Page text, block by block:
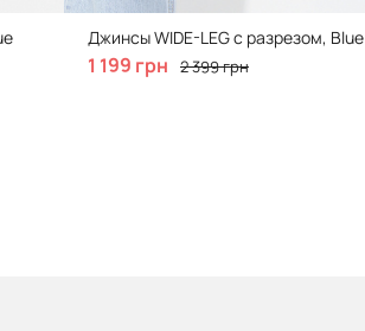
Джинсы WIDE-LEG с разрезом, Blue
1 199 грн 2 399 грн